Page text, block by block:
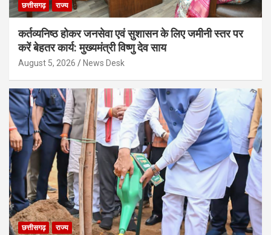
छत्तीसगढ़ राज्य
कर्तव्यनिष्ठ होकर जनसेवा एवं सुशासन के लिए जमीनी स्तर पर
करें बेहतर कार्य: मुख्यमंत्री विष्णु देव साय
August 5, 2026 News Desk
छत्तीसगढ़ राज्य